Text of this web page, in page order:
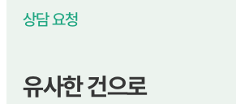
상담 요청
유사한 건으로